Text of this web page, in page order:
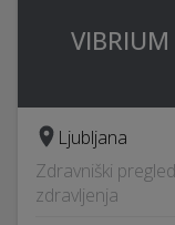
Ljubljana
Zdravniški
zdravljenja